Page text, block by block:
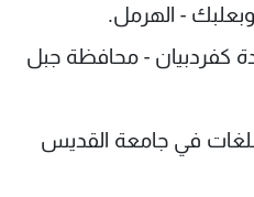
- الهرمل.
كفردبيان - محافظة جبل
في جامعة القديس